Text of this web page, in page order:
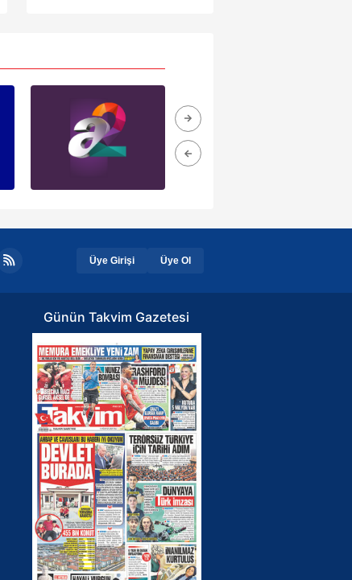
Üye Girişi Üye Ol
Günün Takvim Gazetesi